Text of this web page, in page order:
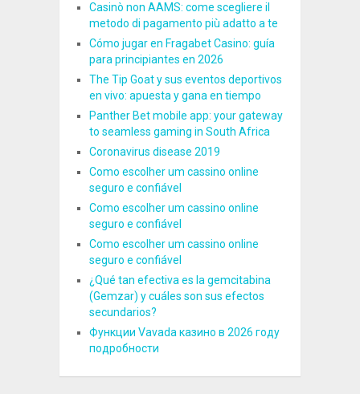
Casinò non AAMS: come scegliere il
metodo di pagamento più adatto a te
Cómo jugar en Fragabet Casino: guía
para principiantes en 2026
The Tip Goat y sus eventos deportivos
en vivo: apuesta y gana en tiempo
Panther Bet mobile app: your gateway
to seamless gaming in South Africa
Coronavirus disease 2019
Como escolher um cassino online
seguro e confiável
Como escolher um cassino online
seguro e confiável
Como escolher um cassino online
seguro e confiável
¿Qué tan efectiva es la gemcitabina
(Gemzar) y cuáles son sus efectos
secundarios?
Функции Vavada казино в 2026 году
подробности